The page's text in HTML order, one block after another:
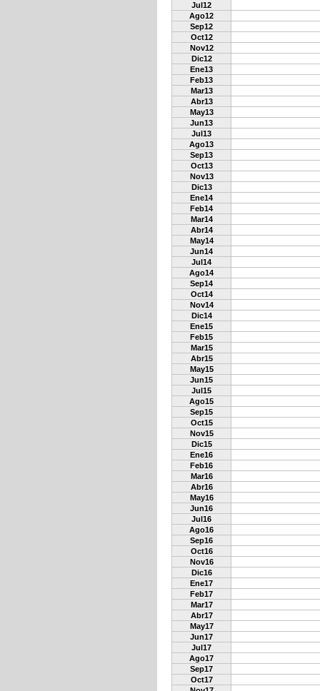
Jul12
Ago12
Sep12
Oct12
Nov12
Dic12
Ene13
Feb13
Mar13
Abr13
May13
Jun13
Jul13
Ago13
Sep13
Oct13
Nov13
Dic13
Ene14
Feb14
Mar14
Abr14
May14
Jun14
Jul14
Ago14
Sep14
Oct14
Nov14
Dic14
Ene15
Feb15
Mar15
Abr15
May15
Jun15
Jul15
Ago15
Sep15
Oct15
Nov15
Dic15
Ene16
Feb16
Mar16
Abr16
May16
Jun16
Jul16
Ago16
Sep16
Oct16
Nov16
Dic16
Ene17
Feb17
Mar17
Abr17
May17
Jun17
Jul17
Ago17
Sep17
Oct17